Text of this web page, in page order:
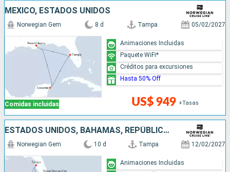
MÉXICO, ESTADOS UNIDOS
Comidas incluidas
Norwegian Gem 8 d Tampa 05/02/2027
US$ 949 +Tasas
Animaciones Incluidas
Paquete WiFi*
Créditos para excursiones
Hasta 50% Off
ESTADOS UNIDOS, BAHAMAS, REPÚBLICA DOMINICANA, JAMAICA, ISLAS CAIMÁN
Norwegian Gem 10 d Tampa 12/02/2027
Animaciones Incluidas